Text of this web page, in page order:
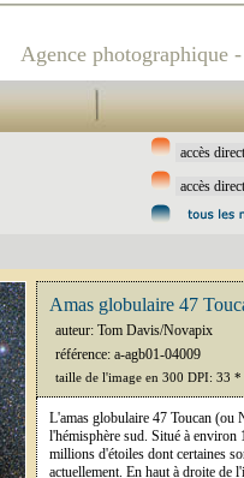
Agence photographique
Amas globulaire 47
auteur: Tom Davis/Novapix
référence: a-agb01-04009
taille de l'image en 300 DPI: 33 *
L'amas globulaire 47 Toucan (ou
l'hémisphère sud. Situé à
millions d'étoiles dont certaines
actuellement. En haut à droite de